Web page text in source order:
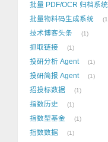
批量 PDF/OCR 归档系统
批量物料码生成系统 1
技术博客头条 1
抓取链接 1
投研分析 Agent 1
投研简报 Agent 1
招投标数据 1
指数历史 1
指数型基金 1
指数数据 1